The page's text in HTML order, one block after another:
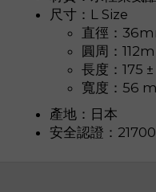
尺寸：L Size
直徑：
圓周：
長度：175
寬度： 56
產地：日本
安全認證：